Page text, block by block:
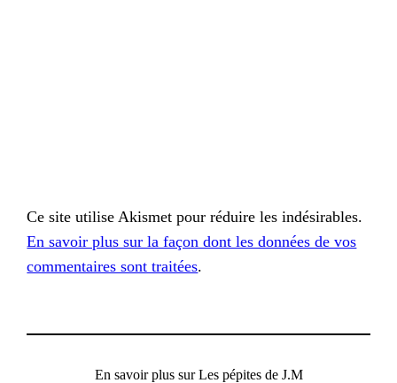
Ce site utilise Akismet pour réduire les indésirables.
En savoir plus sur la façon dont les données de vos
commentaires sont traitées.
En savoir plus sur Les pépites de J.M